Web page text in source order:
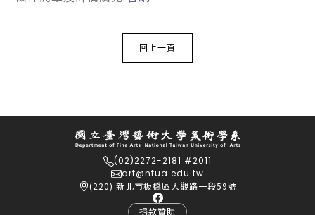
回上一頁
(02)2272-2181 #2011
art@ntua.edu.tw
(220) 新北市板橋區大觀路一段59號
捐款贊助